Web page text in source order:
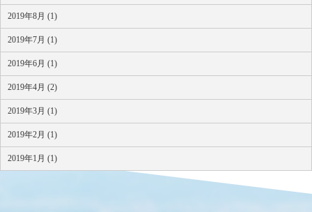
2019年8月 (1)
2019年7月 (1)
2019年6月 (1)
2019年4月 (2)
2019年3月 (1)
2019年2月 (1)
2019年1月 (1)